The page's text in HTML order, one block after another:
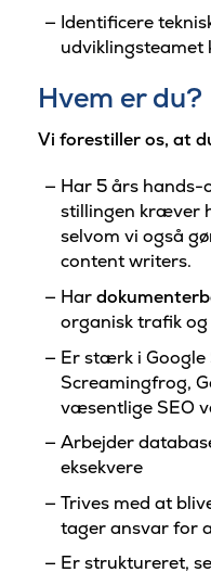
Identificere
udviklingsteamet
Hvem er du?
Vi forestiller os, at
Har 5 års hands-
stillingen kræver
selvom vi også
content writers.
Har
organisk trafik
Er stærk i Google
Screamingfrog,
væsentlige SEO
Arbejder
eksekvere
Trives med at
tager ansvar for
Er struktureret,